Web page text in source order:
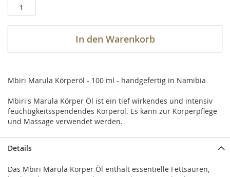
In den Warenkorb
Mbiri Marula Körperöl - 100 ml - handgefertig in Namibia
Mbiri's Marula Körper Öl ist ein tief wirkendes und intensiv
feuchtigkeitsspendendes Körperöl. Es kann zur Körperpflege
und Massage verwendet werden.
Details
Das Mbiri Marula Körper Öl enthält essentielle Fettsäuren,